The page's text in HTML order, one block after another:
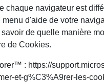
chaque navigateur est
d'aide de votre
de quelle manière
de Cookies.
: https://
et-g%C3%A9rer-les-